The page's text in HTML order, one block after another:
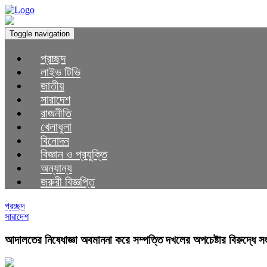
Toggle navigation
প্রচ্ছদ
লাইভ টিভি
জাতীয়
সারাদেশ
রাজনীতি
খেলাধুলা
বিনোদন
বিজ্ঞান ও প্রযুক্তি
অন্যান্য
জরুরী বিজ্ঞপ্তি
প্রচ্ছদ
সারাদেশ
আদালতের নিষেধাজ্ঞা অবমাননা করে সম্পত্তি দখলের অপচেষ্টার বিরুদ্ধে